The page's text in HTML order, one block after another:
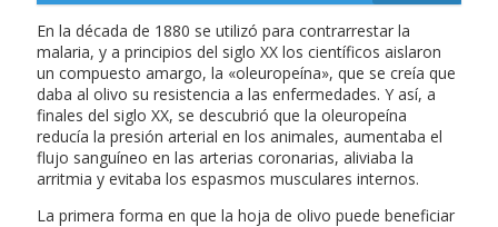
En la década de 1880 se utilizó para contrarrestar la
malaria, y a principios del siglo XX los científicos aislaron
un compuesto amargo, la «oleuropeína», que se creía que
daba al olivo su resistencia a las enfermedades. Y así, a
finales del siglo XX, se descubrió que la oleuropeína
reducía la presión arterial en los animales, aumentaba el
flujo sanguíneo en las arterias coronarias, aliviaba la
arritmia y evitaba los espasmos musculares internos.
La primera forma en que la hoja de olivo puede beneficiar